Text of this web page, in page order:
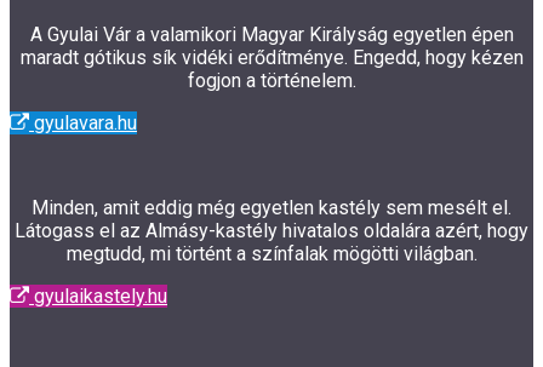
A Gyulai Vár a valamikori Magyar Királyság egyetlen épen
maradt gótikus sík vidéki erődítménye. Engedd, hogy kézen
fogjon a történelem.
gyulavara.hu
Minden, amit eddig még egyetlen kastély sem mesélt el.
Látogass el az Almásy-kastély hivatalos oldalára azért, hogy
megtudd, mi történt a színfalak mögötti világban.
gyulaikastely.hu